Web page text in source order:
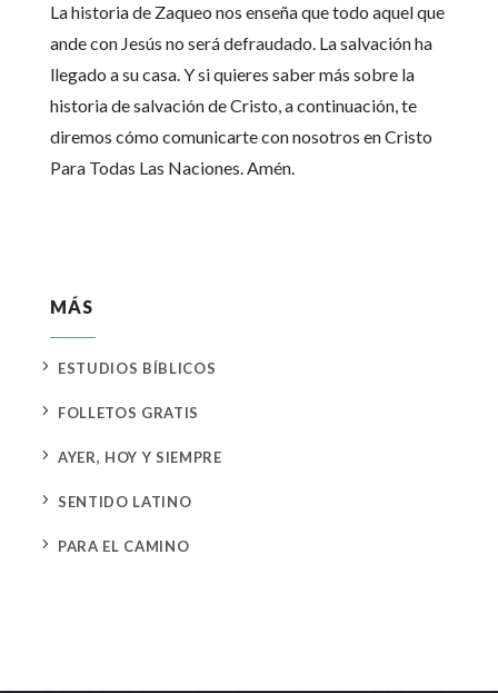
La historia de Zaqueo nos enseña que todo aquel que
ande con Jesús no será defraudado. La salvación ha
llegado a su casa. Y si quieres saber más sobre la
historia de salvación de Cristo, a continuación, te
diremos cómo comunicarte con nosotros en Cristo
Para Todas Las Naciones. Amén.
MÁS
5 ESTUDIOS BÍBLICOS
5 FOLLETOS GRATIS
5 AYER, HOY Y SIEMPRE
5 SENTIDO LATINO
5 PARA EL CAMINO